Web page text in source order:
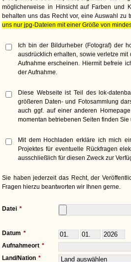
möglicherweise in Hinsicht auf Farben und
behalten uns das Recht vor, eine Auswahl zu
uns nur jpg-Dateien mit einer Größe von
Ich bin der Bildurheber (Fotograf) der
ausdrücklich erhalten, sowie verletze
Aufnahme erscheinen. Hiermit befreie
der Aufnahme.
Diese Webseite ist Teil des lok-
größeren Daten- und Fotosammlung
auch ggf. auf einer anderen
momentan betriebenen Seiten finden Sie
Mit dem Hochladen erkläre ich mich
Projektes für eventuelle Rückfragen
ausschließlich für diesen Zweck zur
Sie haben jederzeit das Recht, der
Fragen hierzu beantworten wir Ihnen gerne.
Datei
Datum
Aufnahmeort
Land/Nation